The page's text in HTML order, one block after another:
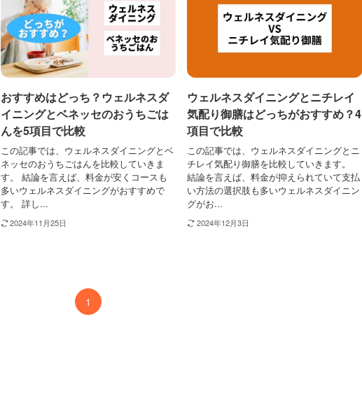
おすすめはどっち？ウェルネスダ
イニングとベネッセのおうちごは
んを5項目で比較
この記事では、ウェルネスダイニングとベ
ネッセのおうちごはんを比較していきま
す。 結論を言えば、料金が安くコースも
多いウェルネスダイニングがおすすめで
す。 詳し...
2024年11月25日
ウェルネスダイニングとニチレイ
気配り御膳はどっちがおすすめ？4
項目で比較
この記事では、ウェルネスダイニングとニ
チレイ気配り御膳を比較していきます。
結論を言えば、料金が抑えられていて支払
い方法の選択肢も多いウェルネスダイニン
グがお...
2024年12月3日
1